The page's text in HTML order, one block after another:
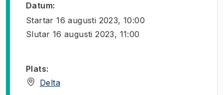
Datum:
Startar 16 augusti 2023, 10:00
Slutar 16 augusti 2023, 11:00
Plats:
Delta(